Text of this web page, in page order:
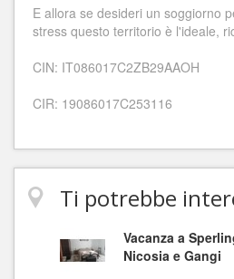
E allora se desideri un soggiorno
stress questo territorio è l'ideale,
CIN: IT086017C2ZB29AAOH
CIR: 19086017C253116
Ti potrebbe
Vacanza a
Nicosia e Gangi